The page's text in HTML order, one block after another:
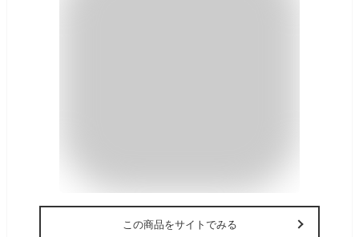
この商品をサイトでみる